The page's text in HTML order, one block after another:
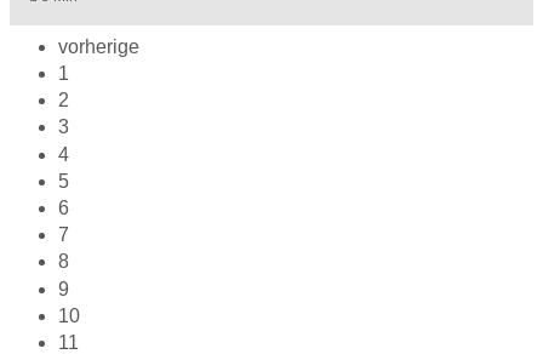
vorherige
1
2
3
4
5
6
7
8
9
10
11